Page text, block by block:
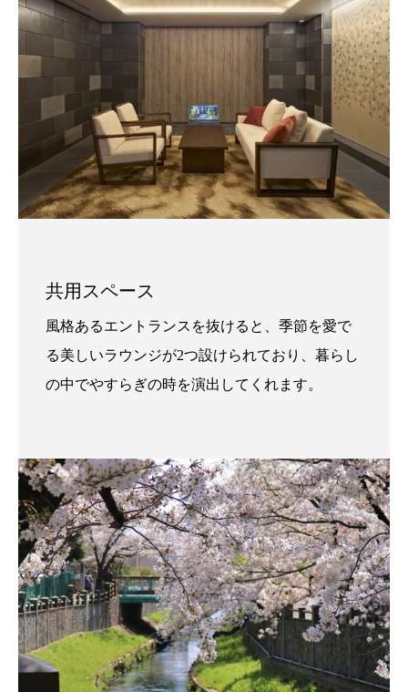
共用スペース
風格あるエントランスを抜けると、季節を愛で
る美しいラウンジが2つ設けられており、暮らし
の中でやすらぎの時を演出してくれます。